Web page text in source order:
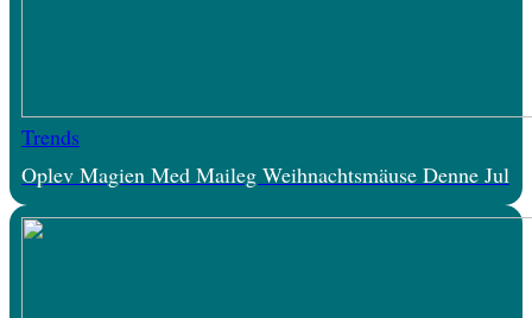
Trends
Oplev Magien Med Maileg Weihnachtsmäuse Denne Jul